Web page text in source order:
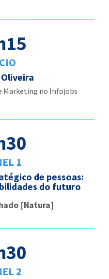
Marketing no Infojobs
1
de pessoas:
do futuro
[Natura]
2